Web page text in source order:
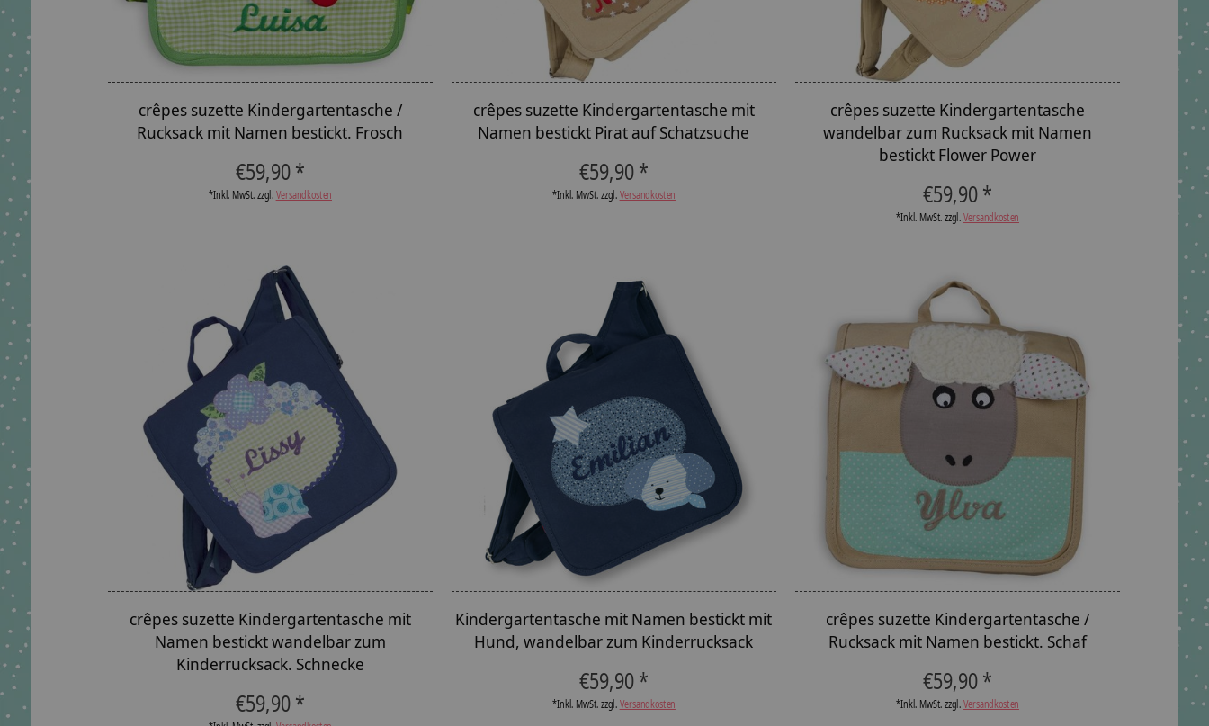
crêpes suzette Kindergartentasche /
Rucksack mit Namen bestickt. Frosch
€59,90 *
*Inkl. MwSt. zzgl.Versandkosten
crêpes suzette Kindergartentasche mit
Namen bestickt Pirat auf Schatzsuche
€59,90 *
*Inkl. MwSt. zzgl.Versandkosten
crêpes suzette Kindergartentasche
wandelbar zum Rucksack mit Namen
bestickt Flower Power
€59,90 *
*Inkl. MwSt. zzgl.Versandkosten
crêpes suzette Kindergartentasche mit
Namen bestickt wandelbar zum
Kinderrucksack. Schnecke
€59,90 *
Kindergartentasche mit Namen bestickt mit
Hund, wandelbar zum Kinderrucksack
€59,90 *
*Inkl. MwSt. zzgl.Versandkosten
crêpes suzette Kindergartentasche /
Rucksack mit Namen bestickt. Schaf
€59,90 *
*Inkl. MwSt. zzgl.Versandkosten